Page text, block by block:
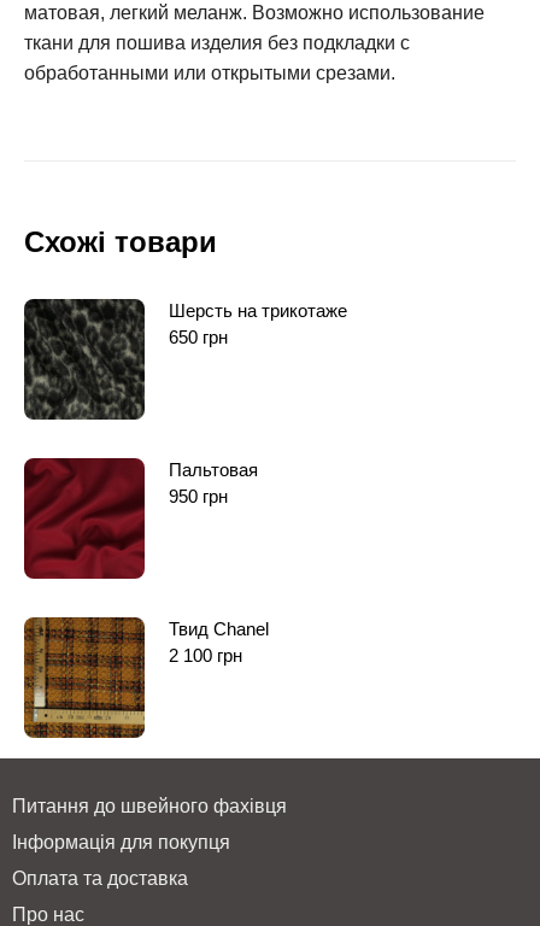
матовая, легкий меланж. Возможно использование
ткани для пошива изделия без подкладки с
обработанными или открытыми срезами.
Схожі товари
Шерсть на трикотаже
650 грн
Пальтовая
950 грн
Твид Chanel
2 100 грн
Питання до швейного фахівця
Інформація для покупця
Оплата та доставка
Про нас